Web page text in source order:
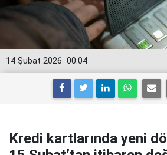
00:04
14 Şubat 2026
Kredi kartlarında yeni